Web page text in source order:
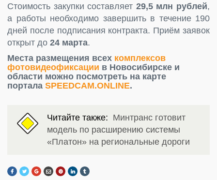
Стоимость закупки составляет 29,5 млн рублей,
а работы необходимо завершить в течение 190
дней после подписания контракта. Приём заявок
открыт до 24 марта.
Места размещения всех комплексов
фотовидеофиксации в Новосибирске и
области можно посмотреть на карте
портала SPEEDCAM.ONLINE.
Читайте также: Минтранс готовит
модель по расширению системы
«Платон» на региональные дороги